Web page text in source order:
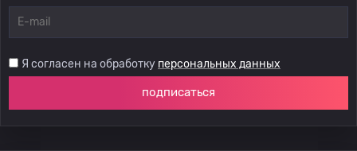
Я согласен на обработку персональных данных
подписаться